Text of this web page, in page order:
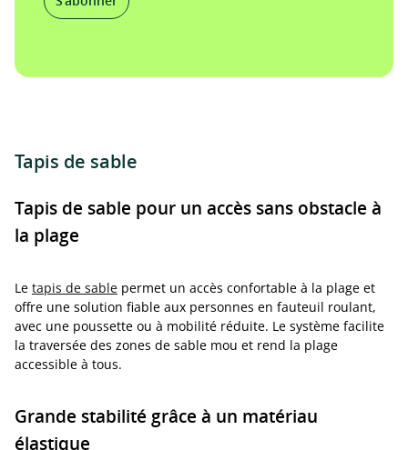
Tapis de sable
Tapis de sable pour un accès sans obstacle à
la plage
Le tapis de sable permet un accès confortable à la plage et
offre une solution fiable aux personnes en fauteuil roulant,
avec une poussette ou à mobilité réduite. Le système facilite
la traversée des zones de sable mou et rend la plage
accessible à tous.
Grande stabilité grâce à un matériau
élastique